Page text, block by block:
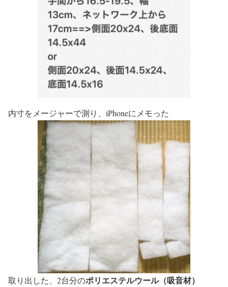
内寸をメージャーで測り、iPhoneにメモった
取り出した、2台分のポリエステルウール（吸音材）